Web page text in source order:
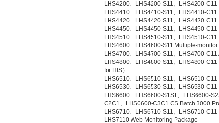
LHS4200、LHS4200-S11、LHS4200-
LHS4410、LHS4410-S11、LHS4410-
LHS4420、LHS4420-S11、LHS4420-
LHS4450、LHS4450-S11、LHS4450-
LHS4510、LHS4510-S11、LHS4510-
LHS4600、LHS4600-S11 Multiple-
LHS4700、LHS4700-S11、LHS4700-
LHS4800、LHS4800-S11、LHS4800-
for HIS）
LHS6510、LHS6510-S11、LHS6510-
LHS6530、LHS6530-S11、LHS6530-
LHS6600、LHS6600-S1S1、LHS6600-
C2C1、LHS6600-C3C1 CS Batch 3000
LHS6710、LHS6710-S11、LHS6710-
LHS7110 Web Monitoring Package